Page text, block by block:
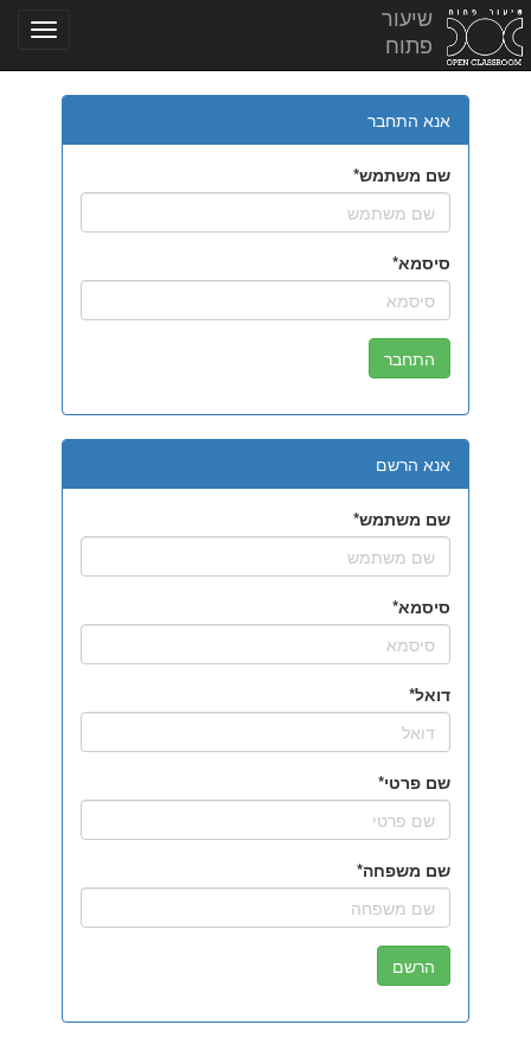
שיעור
פתוח
אנא התחבר
שם משתמש
סיסמא
אנא הרשם
שם משתמש
סיסמא
דואל
שם פרטי
שם משפחה